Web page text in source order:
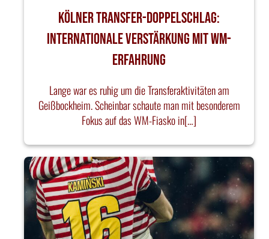
Kölner Transfer-Doppelschlag:
Internationale Verstärkung mit WM-
Erfahrung
Lange war es ruhig um die Transferaktivitäten am
Geißbockheim. Scheinbar schaute man mit besonderem
Fokus auf das WM-Fiasko in[…]